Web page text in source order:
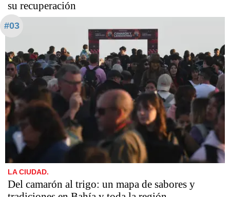
su recuperación
#03
LA CIUDAD.
Del camarón al trigo: un mapa de sabores y